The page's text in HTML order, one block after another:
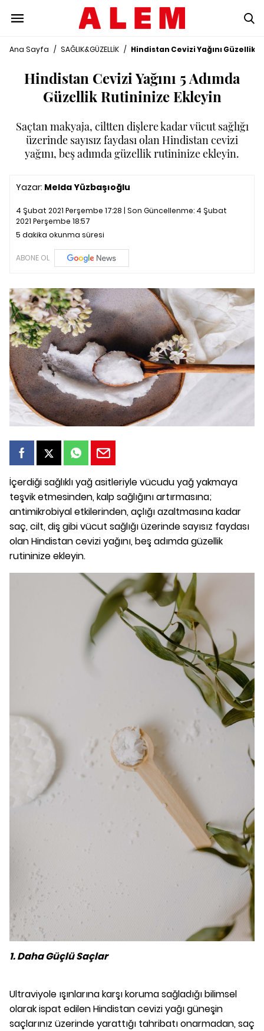
Ana Sayfa / SAĞLIK&GÜZELLİK / Hindistan Cevizi Yağını Güzellik
Hindistan Cevizi Yağını 5 Adımda
Güzellik Rutininize Ekleyin
Saçtan makyaja, ciltten dişlere kadar vücut sağlığı
üzerinde sayısız faydası olan Hindistan cevizi
yağını, beş adımda güzellik rutininize ekleyin.
Yazar: Melda Yüzbaşıoğlu
4 Şubat 2021 Perşembe 17:28 | Son Güncellenme: 4 Şubat
2021 Perşembe 18:57
5 dakika okunma süresi
ABONE OL
İçerdiği sağlıklı yağ asitleriyle vücudu yağ yakmaya
teşvik etmesinden, kalp sağlığını artırmasına;
antimikrobiyal etkilerinden, açlığı azaltmasına kadar
saç, cilt, diş gibi vücut sağlığı üzerinde sayısız faydası
olan Hindistan cevizi yağını, beş adımda güzellik
rutininize ekleyin.
1. Daha Güçlü Saçlar
Ultraviyole ışınlarına karşı koruma sağladığı bilimsel
olarak ispat edilen Hindistan cevizi yağı güneşin
saçlarınız üzerinde yarattığı tahribatı onarmadan, saç